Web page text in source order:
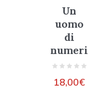
Un
uomo
di
numeri
18,00€